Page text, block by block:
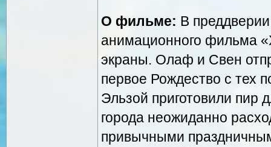
О фильме: В
анимационного фильма
экраны. Олаф и Свен
первое Рождество с тех
Эльзой приготовили пир
города неожиданно
привычными